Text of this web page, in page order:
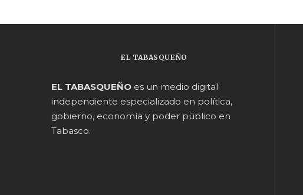
EL TABASQUEÑO
EL TABASQUEÑO es un medio digital
independiente especializado en política,
gobierno, economía y poder público en
Tabasco.